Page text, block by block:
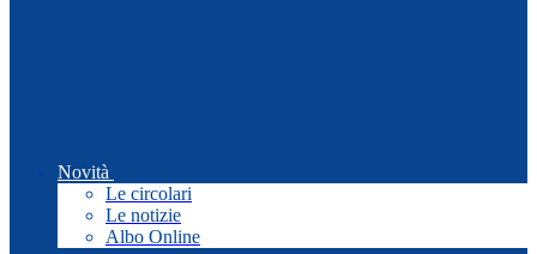
Novità
Le circolari
Le notizie
Albo Online